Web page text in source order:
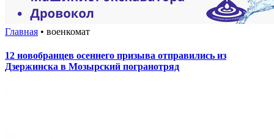
Главная • военкомат
12 новобранцев осеннего призыва отправились из
Дзержинска в Мозырский погранотряд